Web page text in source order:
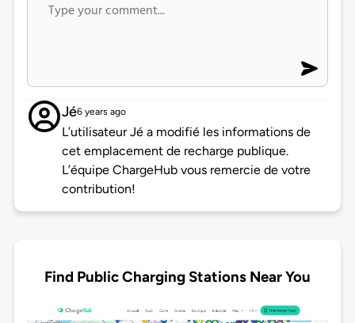
Jé6 years ago
L’utilisateur Jé a modifié les informations de
cet emplacement de recharge publique.
L’équipe ChargeHub vous remercie de votre
contribution!
Find Public Charging Stations Near You